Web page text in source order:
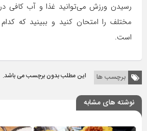
رسیدن ورزش می‌توانید غذا و آب کافی
مختلف را امتحان کنید و ببینید که
است.
برچسب ها این مطلب بدون برچسب می باشد.
نوشته های مشابه